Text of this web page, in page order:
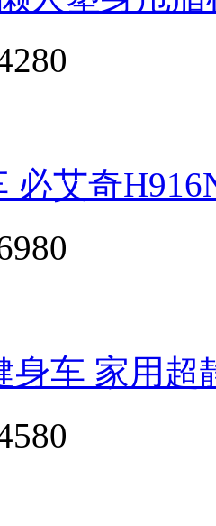
必艾奇
身车 家用超